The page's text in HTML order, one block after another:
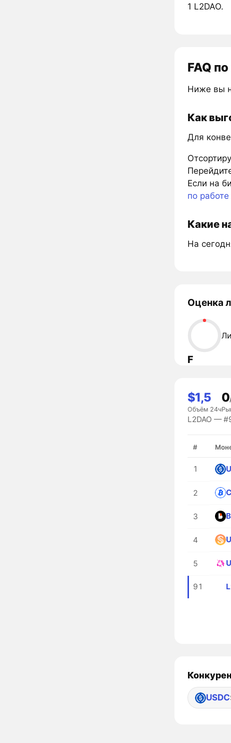
1 L2DAO.
FAQ
Ниже вы
Как
Для
Если на
по
Какие
На
Оценка
F
$1,5
Объём 24ч
0
L2DAO —
#
1
2
3
4
5
91
USDC